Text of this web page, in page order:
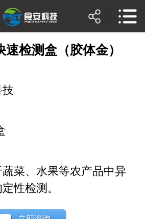
速检测盒（胶体金）
菜、水果等农产品中异
性检测。